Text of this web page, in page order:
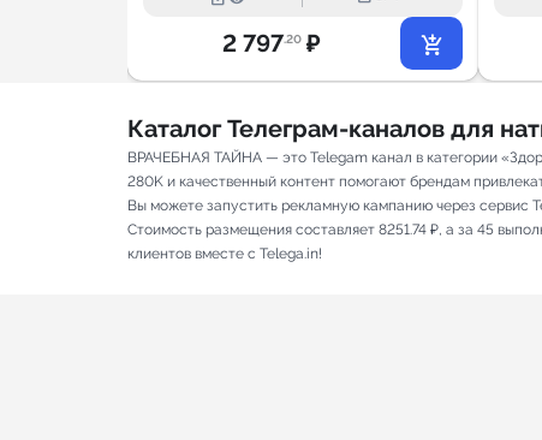
2 797.20 ₽
Каталог Телеграм-каналов для
ВРАЧЕБНАЯ ТАЙНА — это Telegam канал в категории
280K и качественный контент помогают брендам
Вы можете запустить рекламную кампанию через сервис
Стоимость размещения составляет 8251.74 ₽, а за 45
клиентов вместе с Telega.in!